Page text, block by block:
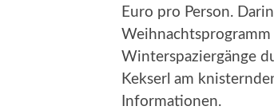
Euro pro Person.
Winterspaziergänge
Kekserl am
Informationen.